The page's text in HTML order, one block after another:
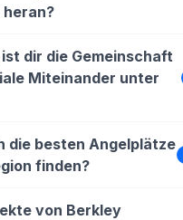
heran?
dir die Gemeinschaft
Miteinander unter
die besten Angelplätze
finden?
von Berkley